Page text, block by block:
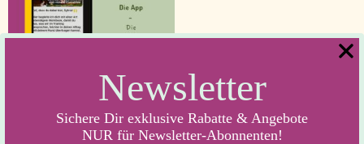
Newsletter
Sichere Dir exklusive Rabatte & Angebote
NUR für Newsletter-Abonnenten!
DogSteps – Deine Lernreise